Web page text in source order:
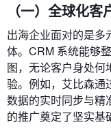
（一）全球化
出海企业面对的是多
体。CRM 系统能够
图，无论客户身处何
验。例如，艾比森通
数据的实时同步与精
的推广奠定了坚实基